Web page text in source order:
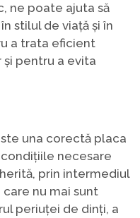
ne poate ajuta să
stilul de viață și în
a trata eficient
pentru a evita
una corectă placa
necesare
prin intermediul
nu mai sunt
periuței de dinți, a